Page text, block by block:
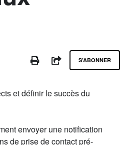
PRINTPARTAGER
S’ABONNER
et définir le succès du
envoyer une notification
de prise de contact pré-